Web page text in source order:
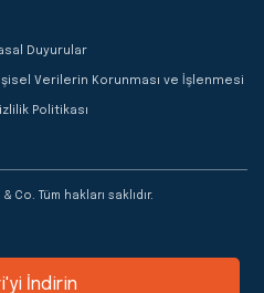
Duyurular
Verilerin Korunması ve İşlenmesi
Politikası
Co. Tüm hakları saklıdır.
İndirin